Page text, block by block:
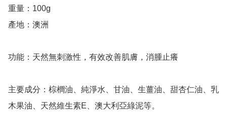
重量：100g
產地：澳洲
功能：天然無刺激性，有效改善肌膚，消腫止癢
主要成分：棕櫚油、純淨水、甘油、生薑油、甜杏仁油、乳
木果油、天然維生素E、澳大利亞綠泥等。